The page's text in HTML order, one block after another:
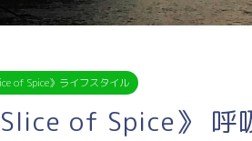
of Spice》ライフスタイル
Slice of Spice》 呼